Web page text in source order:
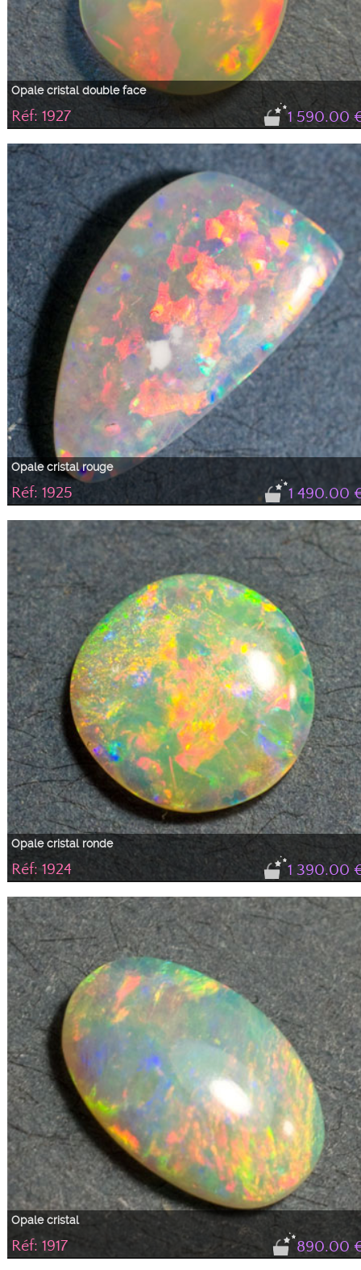
Opale cristal double face
1 590.00
Réf: 1927
Opale cristal en forme de poire avec de nombreux feux rouges, verts et
selon l'incidence de la lumière et ce sur les deux faces. Idéale pour un
pendentif réversible.
Opale cristal rouge
1 490.00
Réf: 1925
Sublime opale cristal de forme triangulaire baroque avec des feux rouges
intensément brillants au point que la photo ne peut pas les mettre en valeur.
Présence également de feux verts, jaunes et oranges
Opale cristal ronde
1 390.00
Réf: 1924
Très belle opale quasiment ronde avec de large feux brillants rouges
de vert, jaune, orange et bleu
Opale cristal
890.00
Réf: 1917